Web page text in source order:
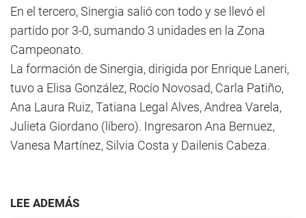
En el tercero, Sinergia salió con todo y se llevó el
partido por 3-0, sumando 3 unidades en la Zona
Campeonato.
La formación de Sinergia, dirigida por Enrique Laneri,
tuvo a Elisa González, Rocío Novosad, Carla Patiño,
Ana Laura Ruiz, Tatiana Legal Alves, Andrea Varela,
Julieta Giordano (líbero). Ingresaron Ana Bernuez,
Vanesa Martínez, Silvia Costa y Dailenis Cabeza.
LEE ADEMÁS